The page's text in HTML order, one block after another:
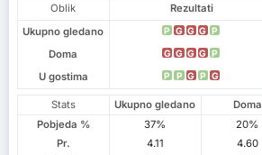
Oblik Rezultati
Ukupno gledano
P G G G P
Doma G G G G P
U gostima P P G P G
Stats Ukupno gledano Doma
Pobjeda %
37% 20%
Pr.
4.11 4.60